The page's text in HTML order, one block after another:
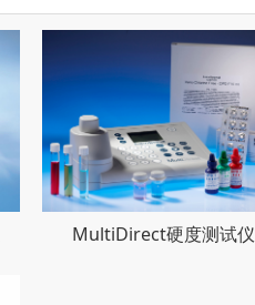
MultiDirect硬度测试仪